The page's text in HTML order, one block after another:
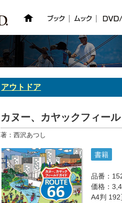
アウトドア
カヌー、カヤックフィー
著：西沢あつし
書籍
品番：
価格：
A4判